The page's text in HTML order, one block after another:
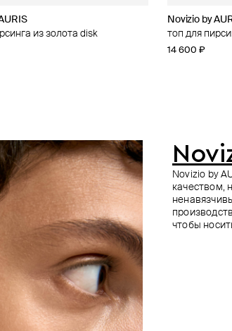
топ для пирсинга из золота disk
Novizio by
топ для
14 600 ₽
из золота horus
35.02
пирсинг из
12 700 ₽
cross из золота
Novizio by
топ для
15 600 ₽
золота с бриллиантом
Joser
пирсинг из
58 000 ₽
Novizio by
качеством,
чтобы